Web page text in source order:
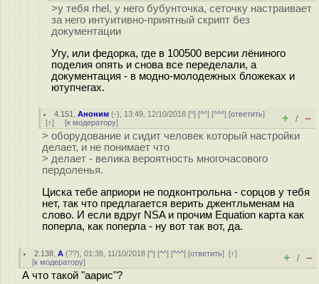
>у тебя rhel, у него бубунточка, сеточку настраивает
за него интуитивно-приятный скрипт без
документации
Угу, или федорка, где в 100500 версии лёниного
пoдeлия опять и снова все переделали, а
документация - в модно-молодежных бложеках и
ютупчегах.
4.151 ,Аноним (-), 13:49, 12/10/2018 [^] [^^] [^^^] [ответить]
[↑] [к модератору] + / –
> оборудование и сидит человек который настройки
делает, и не понимает что
> делает - велика вероятность многочасового
пердоленья.
Циска тебе априори не подконтрольна - сорцов у тебя
нет, так что предлагается верить джентльменам на
слово. И если вдруг NSA и прочим Equation карта как
поперла, как поперла - ну вот так вот, да.
2.138 ,А (??), 01:38, 11/10/2018 [^] [^^] [^^^] [ответить][↑]
[к модератору] + / –
А что такой "аарис"?